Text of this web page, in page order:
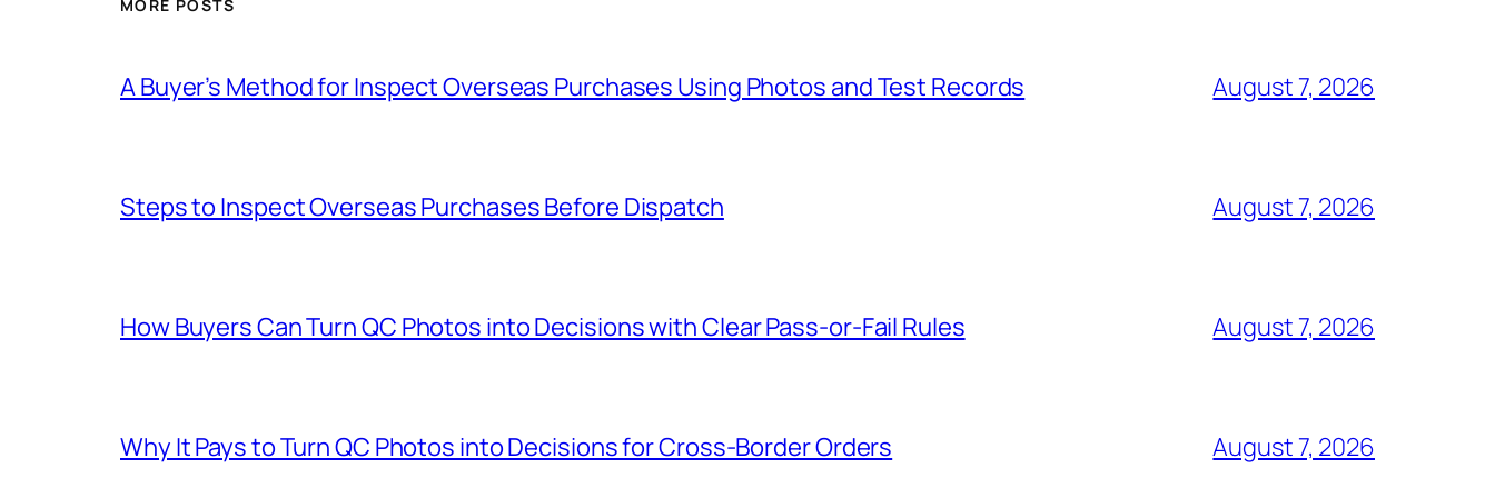
MORE POSTS
A Buyer’s Method for Inspect Overseas Purchases Using Photos and Test Records August 7, 2026
Steps to Inspect Overseas Purchases Before Dispatch August 7, 2026
How Buyers Can Turn QC Photos into Decisions with Clear Pass-or-Fail Rules August 7, 2026
Why It Pays to Turn QC Photos into Decisions for Cross-Border Orders August 7, 2026